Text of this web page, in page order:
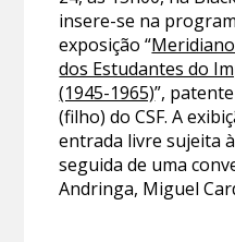
insere-se na
exposição “
dos Estudantes do
(1945-1965)”,
(filho) do CSF. A
entrada livre sujeita
seguida de uma
Andringa, Miguel